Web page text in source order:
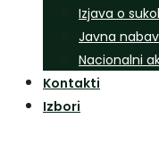
Izjava o
Javna
Nacionalni
Kontakti
Izbori